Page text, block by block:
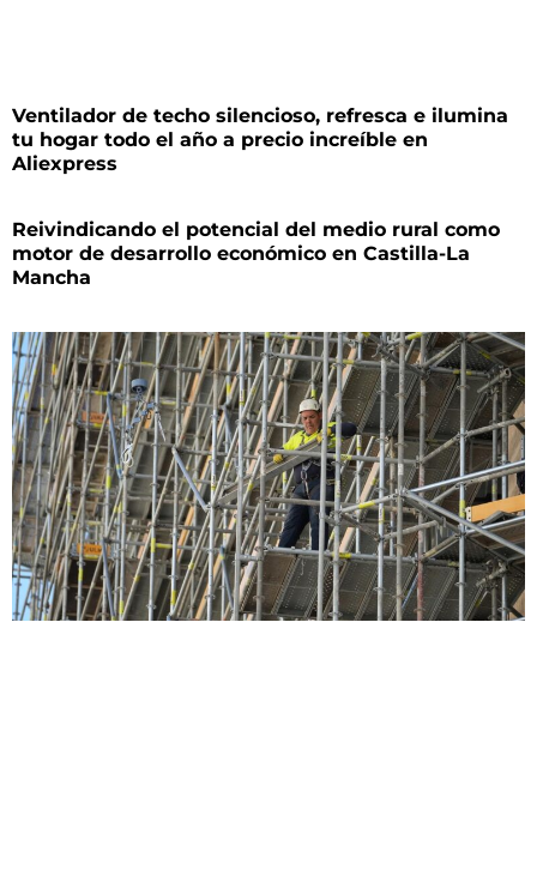
Ventilador de techo silencioso, refresca e ilumina
tu hogar todo el año a precio increíble en
Aliexpress
Reivindicando el potencial del medio rural como
motor de desarrollo económico en Castilla-La
Mancha